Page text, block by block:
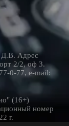
Д.В. Адрес
2/2, оф 3.
0-77, e-mail:
(16+)
номер
г.